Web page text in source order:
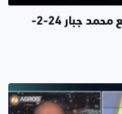
#حلقة جديدة من برنامج #بوضوح مع محمد جبار 24-2-